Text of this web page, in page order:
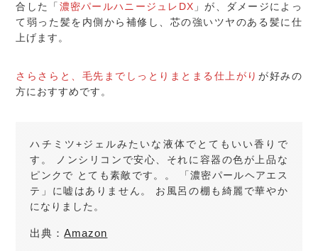
合した「 濃密パールハニージュレDX 」が、ダメージによっ
て弱った髪を内側から補修し、芯の強いツヤのある髪に仕
上げます。
さらさらと、毛先までしっとりまとまる仕上がりが好みの
方におすすめです。
ハチミツ+ジェルみたいな液体でとてもいい香りで
す。 ノンシリコンで安心、それに容器の色が上品な
ピンクで とても素敵です。。 「濃密パールヘアエス
テ」に嘘はありません。 お風呂の棚も綺麗で華やか
になりました。
出典：Amazon